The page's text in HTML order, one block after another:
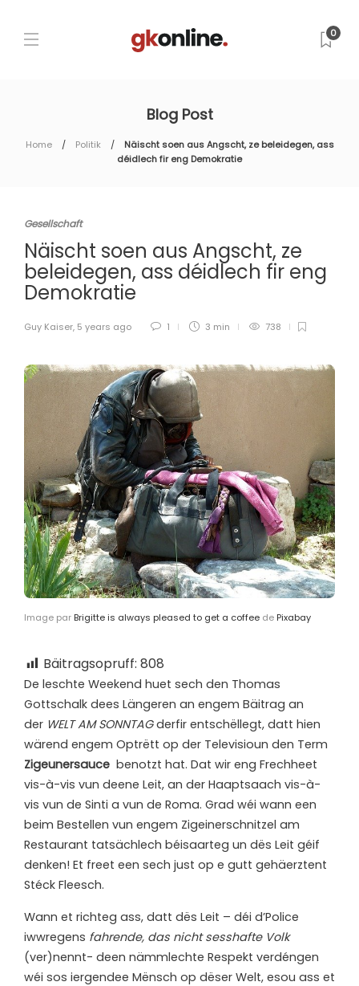
0
Blog Post
Home Politik
Näischt soen aus Angscht, ze beleidegen, ass
déidlech fir eng Demokratie
Gesellschaft
Näischt soen aus Angscht, ze
beleidegen, ass déidlech fir eng
Demokratie
Guy Kaiser, 5 years ago 1 3 min 738
Image par Brigitte is always pleased to get a coffee de Pixabay
Bäitragsopruff: 808
De leschte Weekend huet sech den Thomas
Gottschalk dees Längeren an engem Bäitrag an
der WELT AM SONNTAGderfir entschëllegt, datt hien
wärend engem Optrëtt op der Televisioun den Term
Zigeunersauce benotzt hat. Dat wir eng Frechheet
vis-à-vis vun deene Leit, an der Haaptsaach vis-à-
vis vun de Sinti a vun de Roma. Grad wéi wann een
beim Bestellen vun engem Zigeinerschnitzel am
Restaurant tatsächlech béisaarteg un dës Leit géif
denken! Et freet een sech just op e gutt gehäerztent
Stéck Fleesch.
Wann et richteg ass, datt dës Leit – déi d’Police
iwwregens fahrende, das nicht sesshafte Volk
(ver)nennt- deen nämmlechte Respekt verdéngen
wéi sos iergendee Mënsch op dëser Welt, esou ass et